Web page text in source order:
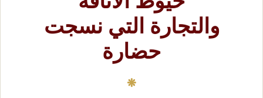
والتجارة التي نسجت
حضارة